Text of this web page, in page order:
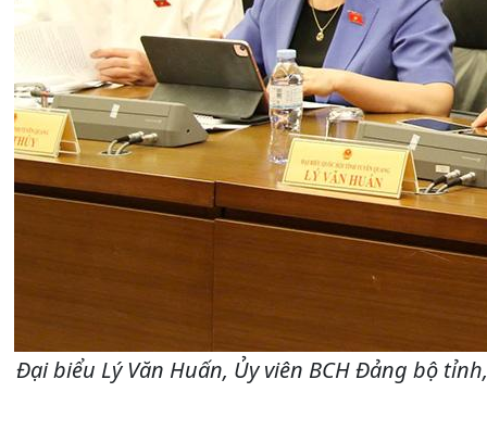
Đại biểu Lý Văn Huấn, Ủy viên BCH Đảng bộ